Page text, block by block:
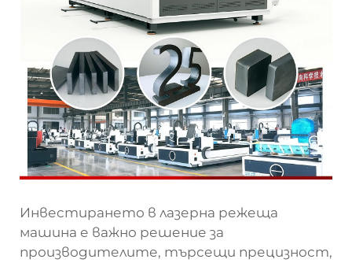
Инвестирането в лазерна режеща
машина е важно решение за
производителите, търсещи прецизност,